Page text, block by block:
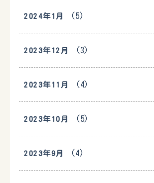
2024年1月 (5)
2023年12月 (3)
2023年11月 (4)
2023年10月 (5)
2023年9月 (4)